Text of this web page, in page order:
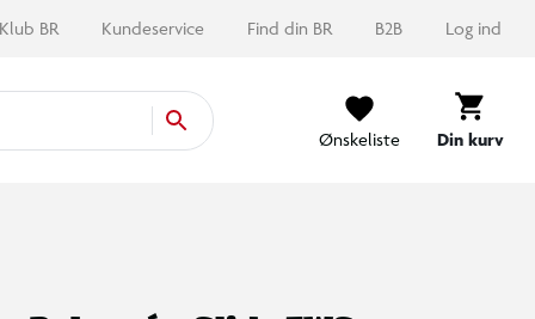
Klub BR Kundeservice Find din BR B2B Log ind
Ønskeliste Din kurv